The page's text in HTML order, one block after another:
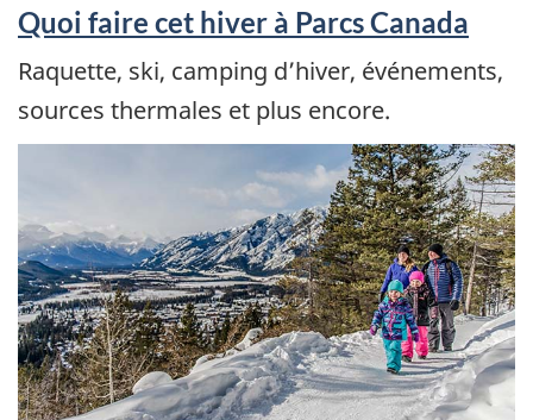
Quoi faire cet hiver à Parcs Canada
Raquette, ski, camping d’hiver, événements,
sources thermales et plus encore.